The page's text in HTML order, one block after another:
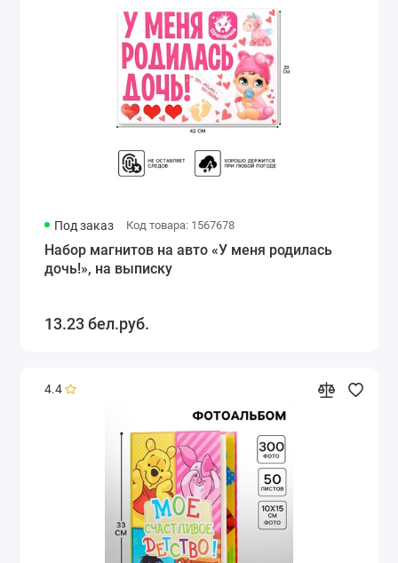
Под заказ Код товара: 1567678
Набор магнитов на авто «У меня родилась
дочь!», на выписку
13.23 бел.руб.
4.4